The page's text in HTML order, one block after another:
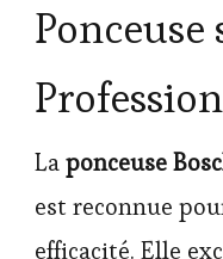
Ponceuse
Laponceuse
est reconnue
efficacité. Elle